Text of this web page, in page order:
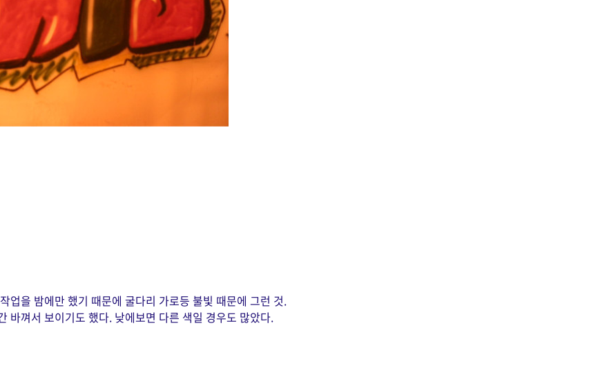
업을 밤에만 했기 때문에 굴다리 가로등 불빛 때문에 그런 것.
바껴서 보이기도 했다. 낮에보면 다른 색일 경우도 많았다.